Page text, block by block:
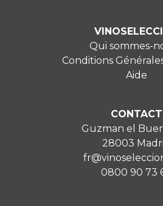
Qui sommes-
Conditions
Aide
CONTACT
Guzman el
28003
0800 90 73